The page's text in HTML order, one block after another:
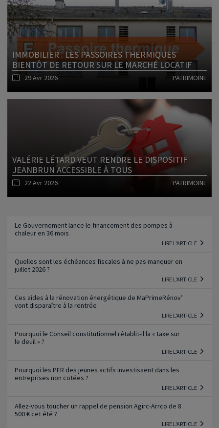
IMMOBILIER : LES PASSOIRES THERMIQUES
BIENTÔT DE RETOUR SUR LE MARCHÉ LOCATIF
29 Avr 2026 PATRIMOINE
Lire l'article
VALÉRIE LÉTARD VEUT RENDRE LE DISPOSITIF
JEANBRUN ACCESSIBLE À TOUS
22 Avr 2026 PATRIMOINE
Le Gouvernement lance le financement des pompes à
chaleur en 36 mois
LIRE L'ARTICLE
Quelles sont les échéances fiscales à ne pas manquer en
juillet 2026 ?
LIRE L'ARTICLE
Ces aides à la rénovation énergétique de MaPrimeRénov’
vont disparaître à la rentrée
LIRE L'ARTICLE
Pourquoi le Conseil constitutionnel rétablit-il la « taxe sur
le deuil » ?
LIRE L'ARTICLE
Pourquoi les PER des jeunes actifs investissent dans les
entreprises non cotées ?
LIRE L'ARTICLE
Allez-vous toucher un rappel de pension Agirc-Arrco de 8
500 € cet été ?
LIRE L'ARTICLE